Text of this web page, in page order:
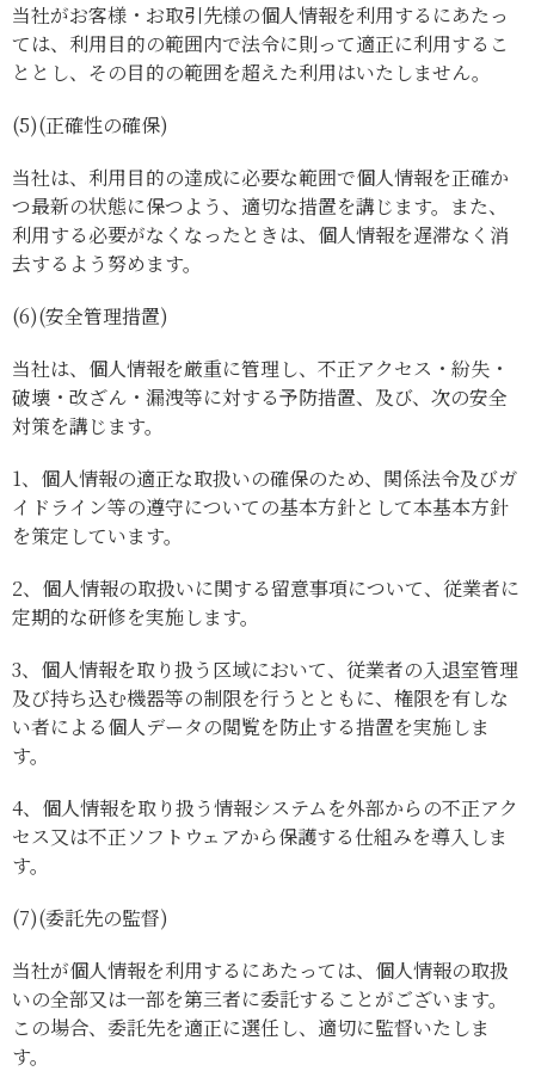
当社がお客様・お取引先様の個人情報を利用するにあたっ
ては、利用目的の範囲内で法令に則って適正に利用するこ
ととし、その目的の範囲を超えた利用はいたしません。
(5)(正確性の確保)
当社は、利用目的の達成に必要な範囲で個人情報を正確か
つ最新の状態に保つよう、適切な措置を講じます。また、
利用する必要がなくなったときは、個人情報を遅滞なく消
去するよう努めます。
(6)(安全管理措置)
当社は、個人情報を厳重に管理し、不正アクセス・紛失・
破壊・改ざん・漏洩等に対する予防措置、及び、次の安全
対策を講じます。
1、 個人情報の適正な取扱いの確保のため、関係法令及びガ
イドライン等の遵守についての基本方針として本基本方針
を策定しています。
2、 個人情報の取扱いに関する留意事項について、従業者に
定期的な研修を実施します。
3、 個人情報を取り扱う区域において、従業者の入退室管理
及び持ち込む機器等の制限を行うとともに、権限を有しな
い者による個人データの閲覧を防止する措置を実施しま
す。
4、 個人情報を取り扱う情報システムを外部からの不正アク
セス又は不正ソフトウェアから保護する仕組みを導入しま
す。
(7)(委託先の監督)
当社が個人情報を利用するにあたっては、個人情報の取扱
いの全部又は一部を第三者に委託することがございます。
この場合、委託先を適正に選任し、適切に監督いたしま
す。